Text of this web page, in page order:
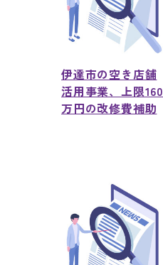
伊達市の空き店舗
活用事業、上限160
万円の改修費補助